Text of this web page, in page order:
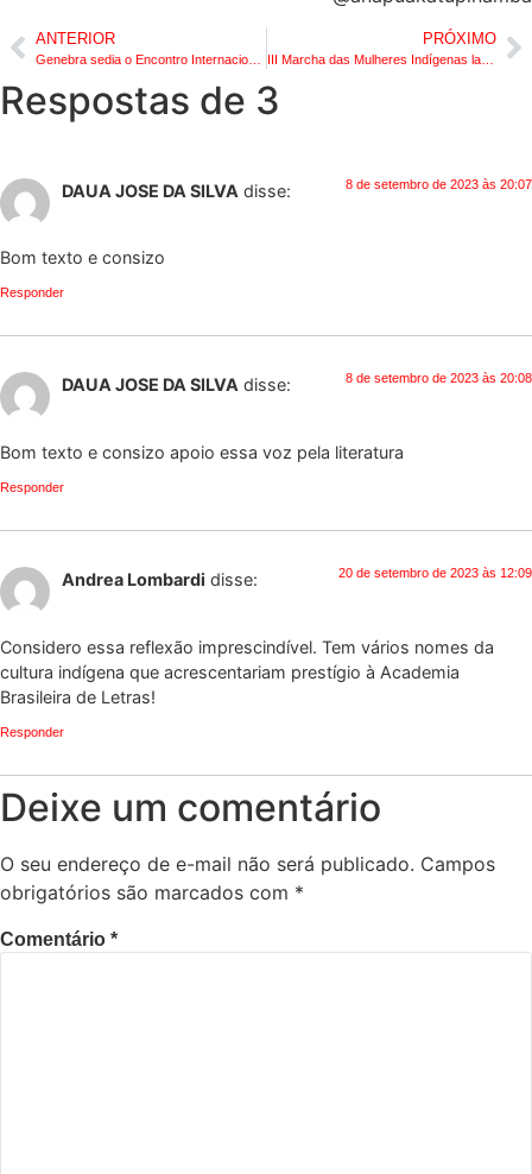
ANTERIOR PRÓXIMO
III Marcha das Mulheres Indígenas lança cartilha de combate à violência de gênero
Respostas de 3
DAUA JOSE DA SILVA disse: 8 de setembro de 2023 às 20:07
Bom texto e consizo
Responder
DAUA JOSE DA SILVA disse: 8 de setembro de 2023 às 20:08
Bom texto e consizo apoio essa voz pela literatura
Responder
Andrea Lombardi disse: 20 de setembro de 2023 às 12:09
Considero essa reflexão imprescindível. Tem vários nomes da
cultura indígena que acrescentariam prestígio à Academia
Brasileira de Letras!
Responder
Deixe um comentário
O seu endereço de e-mail não será publicado. Campos
obrigatórios são marcados com *
Comentário *